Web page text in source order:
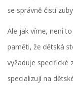
se správně čistí
Ale jak víme, není
paměti, že dětská
vyžaduje specifické
specializují na